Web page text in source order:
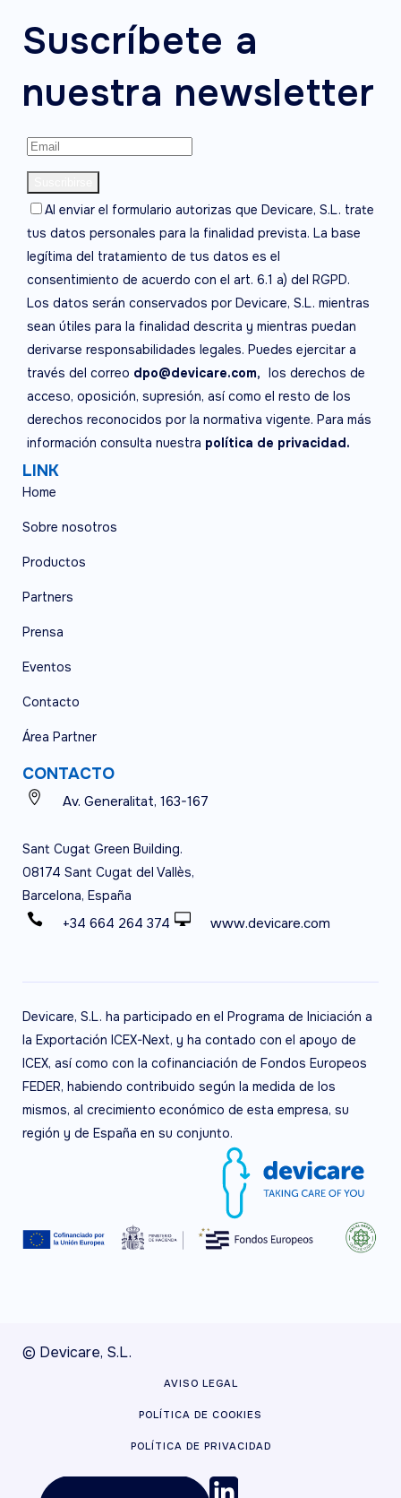
Suscríbete a
nuestra newsletter
Al enviar el formulario autorizas que Devicare, S.L. trate
tus datos personales para la finalidad prevista. La base
legítima del tratamiento de tus datos es el
consentimiento de acuerdo con el art. 6.1 a) del RGPD.
Los datos serán conservados por Devicare, S.L. mientras
sean útiles para la finalidad descrita y mientras puedan
derivarse responsabilidades legales. Puedes ejercitar a
través del correo dpo@devicare.com,
los derechos de
acceso, oposición, supresión, así como el resto de los
derechos reconocidos por la normativa vigente. Para más
información consulta nuestra política de privacidad.
LINK
Home
Sobre nosotros
Productos
Partners
Prensa
Eventos
Contacto
Área Partner
CONTACTO
Av. Generalitat, 163-167
Sant Cugat Green Building.
08174 Sant Cugat del Vallès,
Barcelona, España
+34 664 264 374 www.devicare.com
Devicare, S.L. ha participado en el Programa de Iniciación a
la Exportación ICEX-Next, y ha contado con el apoyo de
ICEX, así como con la cofinanciación de Fondos Europeos
FEDER, habiendo contribuido según la medida de los
mismos, al crecimiento económico de esta empresa, su
región y de España en su conjunto.
© Devicare, S.L.
AVISO LEGAL
POLÍTICA DE COOKIES
POLÍTICA DE PRIVACIDAD